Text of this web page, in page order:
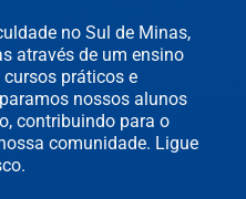
no Sul de Minas,
através de um ensino
práticos e
nossos alunos
contribuindo para o
comunidade. Ligue